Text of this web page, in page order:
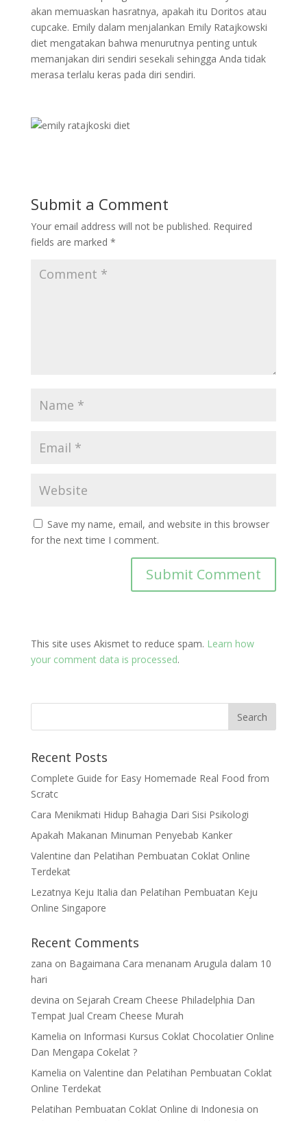
akan memuaskan hasratnya, apakah itu Doritos atau
cupcake. Emily dalam menjalankan Emily Ratajkowski
diet mengatakan bahwa menurutnya penting untuk
memanjakan diri sendiri sesekali sehingga Anda tidak
merasa terlalu keras pada diri sendiri.
Submit a Comment
Your email address will not be published. Required
fields are marked *
Save my name, email, and website in this browser
for the next time I comment.
This site uses Akismet to reduce spam. Learn how
your comment data is processed.
Recent Posts
Complete Guide for Easy Homemade Real Food from
Scratc
Cara Menikmati Hidup Bahagia Dari Sisi Psikologi
Apakah Makanan Minuman Penyebab Kanker
Valentine dan Pelatihan Pembuatan Coklat Online
Terdekat
Lezatnya Keju Italia dan Pelatihan Pembuatan Keju
Online Singapore
Recent Comments
zana on Bagaimana Cara menanam Arugula dalam 10
hari
devina on Sejarah Cream Cheese Philadelphia Dan
Tempat Jual Cream Cheese Murah
Kamelia on Informasi Kursus Coklat Chocolatier Online
Dan Mengapa Cokelat ?
Kamelia on Valentine dan Pelatihan Pembuatan Coklat
Online Terdekat
Pelatihan Pembuatan Coklat Online di Indonesia on